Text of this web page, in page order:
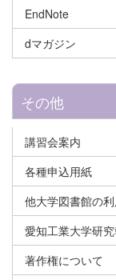
EndNote
dマガジン
その他
講習会案内
各種申込用紙
他大学図書館の
愛知工業大学研
著作権について